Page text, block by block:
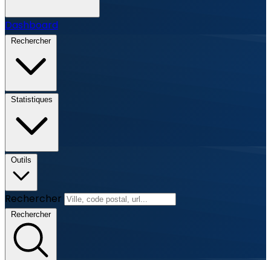
Dashboard
Rechercher
Statistiques
Outils
Rechercher
Rechercher